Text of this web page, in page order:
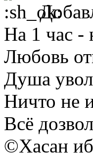
На 1 час -
Любовь
Душа
Ничто не
Всё
©Хасан